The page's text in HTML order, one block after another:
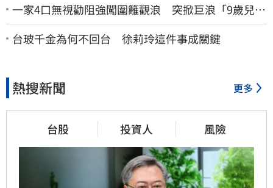
一家4口無視勸阻強闖圍籬觀浪 突掀巨浪「9歲兒當
場遭捲入海」
台玻千金為何不回台 徐莉玲這件事成關鍵
熱搜新聞 更多
台股 投資人 風險